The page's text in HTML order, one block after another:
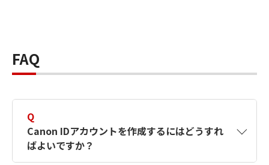
FAQ
Q
Canon IDアカウントを作成するにはどうすれ
ばよいですか？